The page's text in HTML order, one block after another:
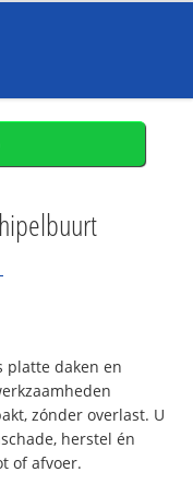
platte daken en
zónder overlast. U
herstel én
of afvoer.